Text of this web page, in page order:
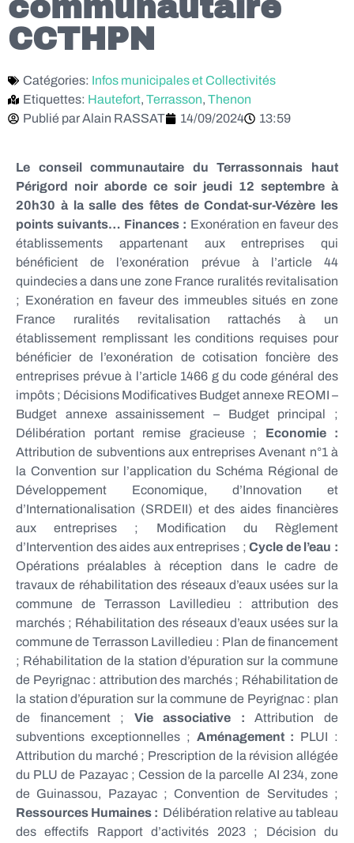
communautaire
CCTHPN
Catégories: Infos municipales et Collectivités
Etiquettes: Hautefort, Terrasson, Thenon
Publié parAlain RASSAT 14/09/2024 13:59
Le conseil communautaire du Terrassonnais haut
Périgord noir aborde ce soir jeudi 12 septembre à
20h30 à la salle des fêtes de Condat-sur-Vézère les
points suivants… Finances : Exonération en faveur des
établissements appartenant aux entreprises qui
bénéficient de l’exonération prévue à l’article 44
quindecies a dans une zone France ruralités revitalisation
; Exonération en faveur des immeubles situés en zone
France ruralités revitalisation rattachés à un
établissement remplissant les conditions requises pour
bénéficier de l’exonération de cotisation foncière des
entreprises prévue à l’article 1466 g du code général des
impôts ; Décisions Modificatives Budget annexe REOMI –
Budget annexe assainissement – Budget principal ;
Délibération portant remise gracieuse ; Economie :
Attribution de subventions aux entreprises Avenant n°1 à
la Convention sur l’application du Schéma Régional de
Développement Economique, d’Innovation et
d’Internationalisation (SRDEII) et des aides financières
aux entreprises ; Modification du Règlement
d’Intervention des aides aux entreprises ;Cycle de l’eau :
Opérations préalables à réception dans le cadre de
travaux de réhabilitation des réseaux d’eaux usées sur la
commune de Terrasson Lavilledieu : attribution des
marchés ; Réhabilitation des réseaux d’eaux usées sur la
commune de Terrasson Lavilledieu : Plan de financement
; Réhabilitation de la station d’épuration sur la commune
de Peyrignac : attribution des marchés ; Réhabilitation de
la station d’épuration sur la commune de Peyrignac : plan
de financement ; Vie associative : Attribution de
subventions exceptionnelles ; Aménagement : PLUI :
Attribution du marché ; Prescription de la révision allégée
du PLU de Pazayac ; Cession de la parcelle AI 234, zone
de Guinassou, Pazayac ; Convention de Servitudes ;
Ressources Humaines : Délibération relative au tableau
des effectifs Rapport d’activités 2023 ; Décision du